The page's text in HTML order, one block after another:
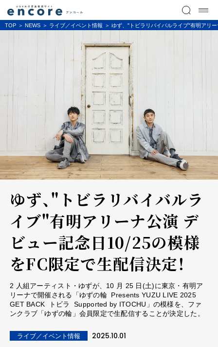
TOP NEWS ライブ／イベント情報 ゆず、"トビラリバイバルライブ"有明アリ
ゆず、"トビラリバイバルラ
イブ"有明アリーナ公演 デ
ビュー記念日10/25の模様
をFC限定で生配信決定！
2 ⼈組アーティスト・ゆずが、10 ⽉ 25 ⽇(⼟)に東京・有明ア
リーナで開催される「ゆずの輪 Presents YUZU LIVE 2025
GET BACK トビラ Supported by ITOCHU」の模様を、ファ
ンクラブ「ゆずの輪」会員限定で⽣配信することが決定した。
ライブ／イベント情報 2025.10.01